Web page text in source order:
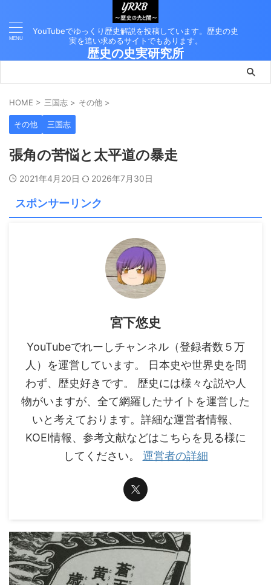
YouTubeでゆっくり歴史解説を投稿しています。歴史の史
実を追い求めるサイトでもあります。
歴史の史実研究所
HOME > 三国志 > その他 >
その他 三国志
張角の苦悩と太平道の暴走
2021年4月20日 2026年7月30日
スポンサーリンク
宮下悠史
YouTubeでれーしチャンネル（登録者数５万
人）を運営しています。 日本史や世界史を問
わず、歴史好きです。 歴史には様々な説や人
物がいますが、全て網羅したサイトを運営した
いと考えております。詳細な運営者情報、
KOEI情報、参考文献などはこちらを見る様に
してください。 運営者の詳細